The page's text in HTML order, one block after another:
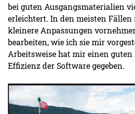
bei guten Ausgangsmaterialien
erleichtert. In den meisten
kleinere Anpassungen
bearbeiten, wie ich sie mir
Arbeitsweise hat mir einen
Effizienz der Software gegeben.